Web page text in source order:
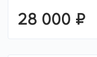
28 000 ₽